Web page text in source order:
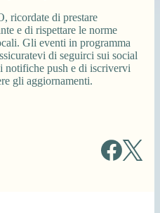
ricordate di prestare
e di rispettare le norme
Gli eventi in programma
di seguirci sui social
notifiche push e di iscrivervi
gli aggiornamenti.